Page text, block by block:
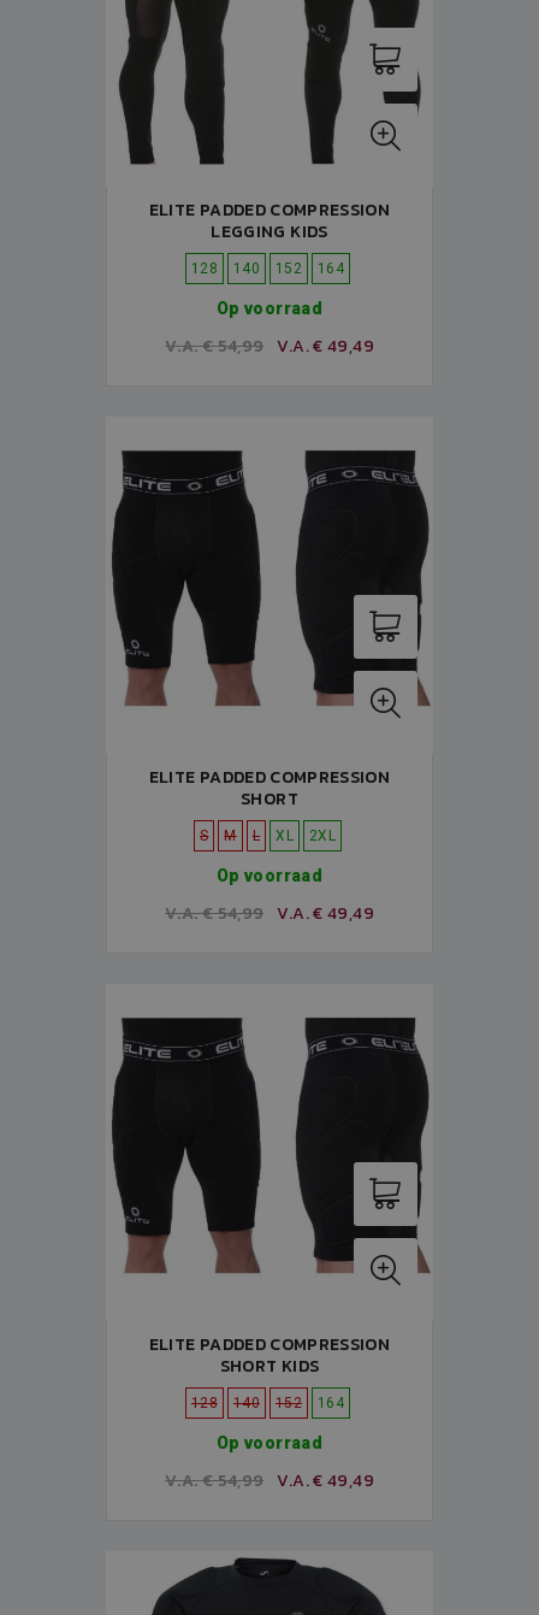
ELITE PADDED COMPRESSION
LEGGING KIDS
128 140 152 164
Op voorraad
V.A. € 54,99 V.A. € 49,49
ELITE PADDED COMPRESSION
SHORT
S M L XL 2XL
Op voorraad
V.A. € 54,99 V.A. € 49,49
ELITE PADDED COMPRESSION
SHORT KIDS
128 140 152 164
Op voorraad
V.A. € 54,99 V.A. € 49,49